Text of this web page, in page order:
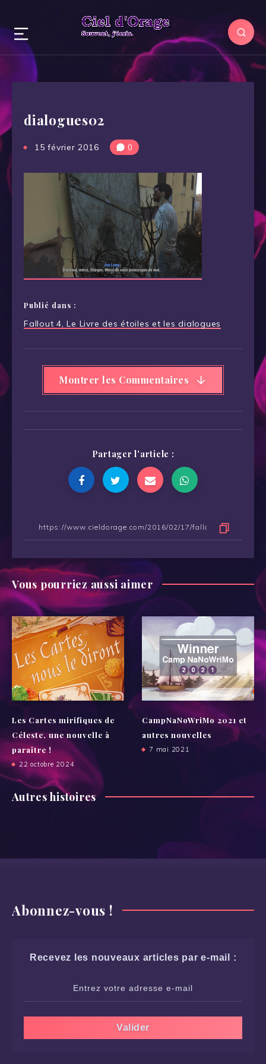
dialogues02
15 février 2016 0
Publié dans :
Navigation
Fallout 4, Le Livre des étoiles et les dialogues
Montrer les Commentaires
Partager l'article :
Vous pourriez aussi aimer
Les Cartes mirifiques de
Céleste, une nouvelle à
paraître !
22 octobre 2024
CampNaNoWriMo 2021 et
autres nouvelles
7 mai 2021
Autres histoires
Abonnez-vous !
Recevez les nouveaux articles par e-mail :